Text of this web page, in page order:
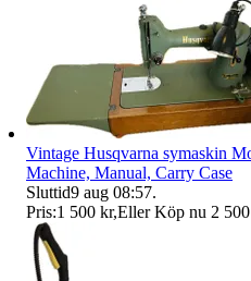
Vintage Husqvarna symaskin
Machine, Manual, Carry Case
Sluttid9 aug 08:57.
Pris:1 500 kr,Eller Köp nu 2